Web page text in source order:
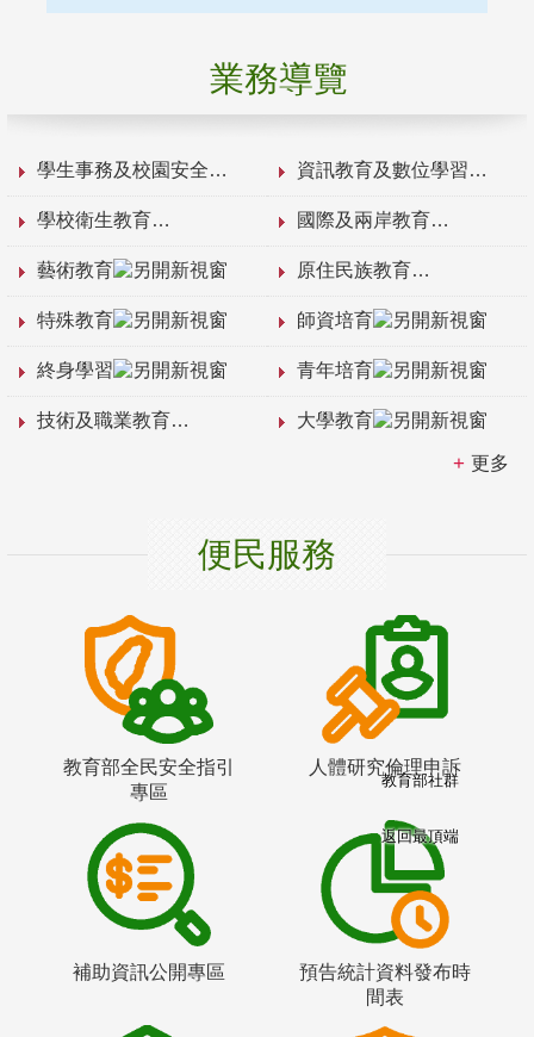
業務導覽
學生事務及校園安全 資訊教育及數位學習
學校衛生教育 國際及兩岸教育
藝術教育 原住民族教育
特殊教育 師資培育
終身學習 青年培育
技術及職業教育 大學教育
更多
便民服務
教育部全民安全指引
專區
人體研究倫理申訴
補助資訊公開專區
預告統計資料發布時
間表
教育部社群
返回最頂端